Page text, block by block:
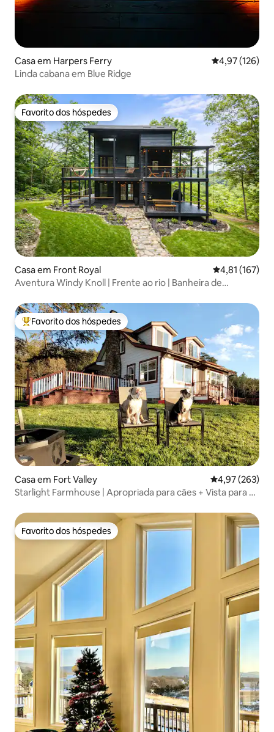
Casa em Harpers Ferry Classificação
4,97 (126)
Linda cabana em Blue Ridge
Favorito dos hóspedes
Favorito dos hóspedes
Casa em Front Royal Classificação
4,81 (167)
Aventura Windy Knoll | Frente ao rio | Banheira de
Favoritos dos hóspedes mais apreciados
Favorito dos hóspedes
Casa em Fort Valley Classificação
4,97 (263)
Starlight Farmhouse | Apropriada para cães + Vista para a
Favorito dos hóspedes
Favorito dos hóspedes